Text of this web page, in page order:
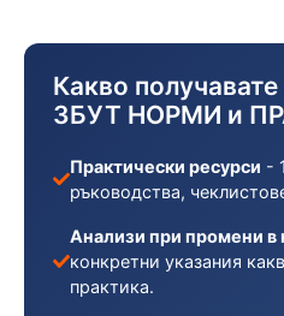
Какво
ЗБУТ НОРМИ и
Практически ресурси -
ръководства,
Анализи при промени в
конкретни указания
практика.